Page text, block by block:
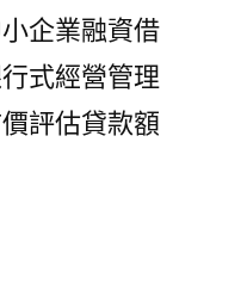
企業融資借
式經營管理
評估貸款額